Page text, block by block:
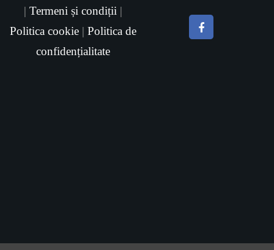
| Termeni și condiții |
Politica cookie | Politica de
confidențialitate